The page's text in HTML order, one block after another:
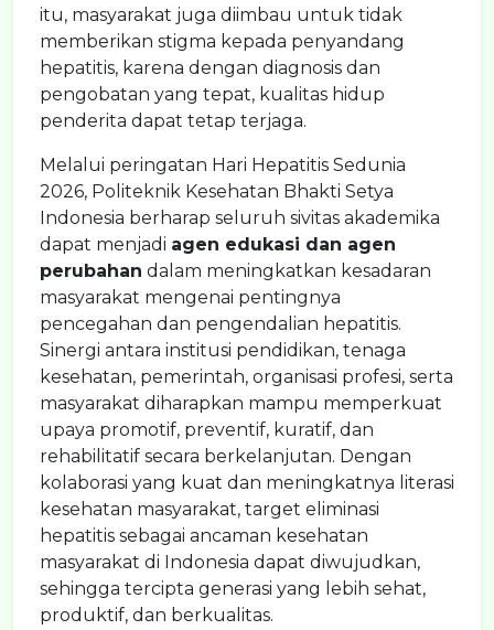
itu, masyarakat juga diimbau untuk tidak
memberikan stigma kepada penyandang
hepatitis, karena dengan diagnosis dan
pengobatan yang tepat, kualitas hidup
penderita dapat tetap terjaga.
Melalui peringatan Hari Hepatitis Sedunia
2026, Politeknik Kesehatan Bhakti Setya
Indonesia berharap seluruh sivitas akademika
dapat menjadi agen edukasi dan agen
perubahan dalam meningkatkan kesadaran
masyarakat mengenai pentingnya
pencegahan dan pengendalian hepatitis.
Sinergi antara institusi pendidikan, tenaga
kesehatan, pemerintah, organisasi profesi, serta
masyarakat diharapkan mampu memperkuat
upaya promotif, preventif, kuratif, dan
rehabilitatif secara berkelanjutan. Dengan
kolaborasi yang kuat dan meningkatnya literasi
kesehatan masyarakat, target eliminasi
hepatitis sebagai ancaman kesehatan
masyarakat di Indonesia dapat diwujudkan,
sehingga tercipta generasi yang lebih sehat,
produktif, dan berkualitas.